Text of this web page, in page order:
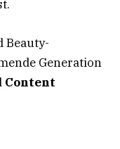
Beauty-
Generation
Content